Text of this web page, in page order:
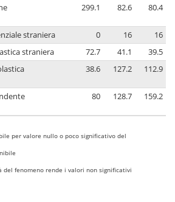
299.1 82.6 80.4
straniera 0 16
16
straniera
72.7 41.1
39.5
38.6 127.2 112.9
80 128.7 159.2
per valore nullo o poco significativo del
del fenomeno rende i valori non significativi